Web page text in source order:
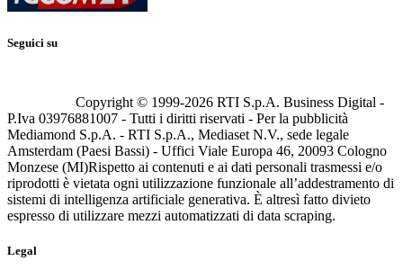
Seguici su
Copyright © 1999-2026 RTI S.p.A. Business Digital -
P.Iva 03976881007 - Tutti i diritti riservati - Per la pubblicità
Mediamond S.p.A. - RTI S.p.A., Mediaset N.V., sede legale
Amsterdam (Paesi Bassi) - Uffici Viale Europa 46, 20093 Cologno
Monzese (MI)Rispetto ai contenuti e ai dati personali trasmessi e/o
riprodotti è vietata ogni utilizzazione funzionale all’addestramento di
sistemi di intelligenza artificiale generativa. È altresì fatto divieto
espresso di utilizzare mezzi automatizzati di data scraping.
Legal